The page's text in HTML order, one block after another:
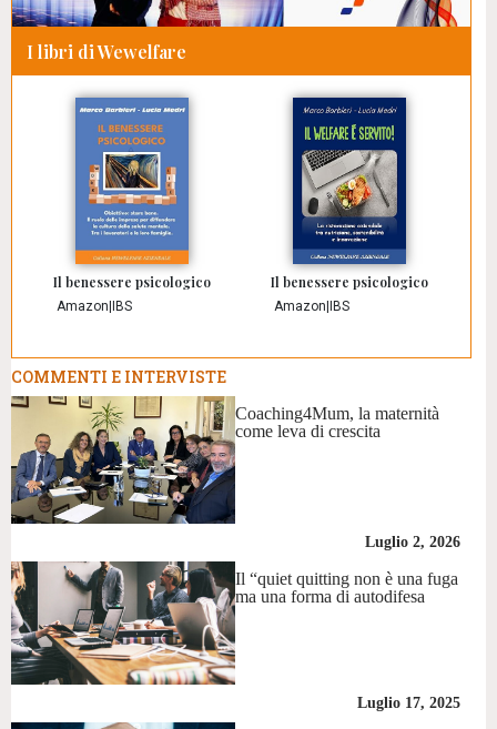
I libri di Wewelfare
Il benessere psicologico
Amazon|IBS
Il benessere psicologico
Amazon|IBS
COMMENTI E INTERVISTE
Coaching4Mum, la maternità
come leva di crescita
Luglio 2, 2026
Il “quiet quitting non è una fuga
ma una forma di autodifesa
Luglio 17, 2025